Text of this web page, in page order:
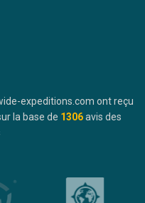
expeditions.com ont reçu
la base de 1306avis des